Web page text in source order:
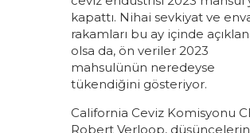
kapattı. Nihai sevkiyat ve
rakamları bu ay içinde
olsa da, ön veriler 2023
mahsulünün neredeyse
tükendiğini gösteriyor.
California Ceviz Komisyonu
Robert Verloop,